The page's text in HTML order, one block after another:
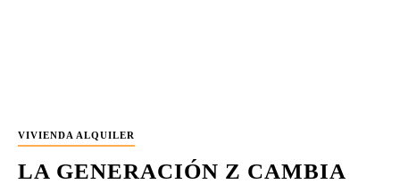
VIVIENDA ALQUILER
LA GENERACIÓN Z CAMBIA